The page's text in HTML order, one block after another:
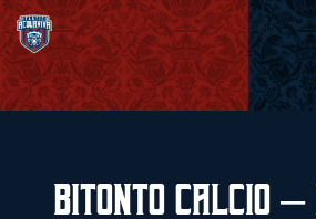
Bitonto Calcio